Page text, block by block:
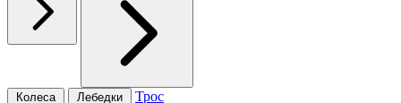
Колеса Лебедки Трос